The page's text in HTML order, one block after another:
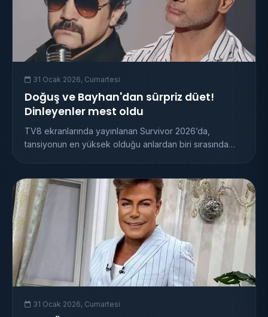
31 Ocak 2026, Cumartesi
Doğuş ve Bayhan'dan sürpriz düet!
Dinleyenler mest oldu
TV8 ekranlarında yayınlanan Survivor 2026’da,
tansiyonun en yüksek olduğu anlardan biri sırasında
31 Ocak 2026, Cumartesi